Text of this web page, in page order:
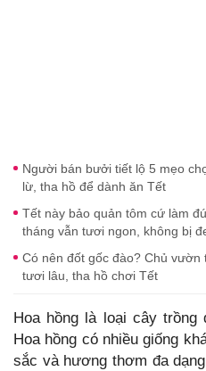
Người bán bưởi tiết lộ 5 mẹo
lừ, tha hồ để dành ăn Tết
Tết này bảo quản tôm cứ làm
tháng vẫn tươi ngon, không bị
Có nên đốt gốc đào? Chủ vườn
tươi lâu, tha hồ chơi Tết
Hoa hồng là loại cây
Hoa hồng có nhiều giống
sắc và hương thơm đa